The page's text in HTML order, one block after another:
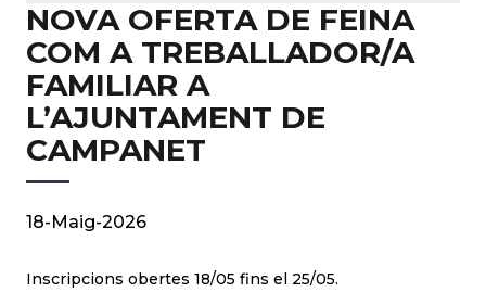
NOVA OFERTA DE FEINA
COM A TREBALLADOR/A
FAMILIAR A
L’AJUNTAMENT DE
CAMPANET
18-Maig-2026
Inscripcions obertes 18/05 fins el 25/05.